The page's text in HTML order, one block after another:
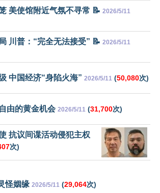
美使馆附近气氛不寻常 📝 2026/5/11
川普：“完全无法接受” 📝 2026/5/11
中国经济“身陷火海” 2026/5/11 (50,080次)
由的黄金机会 2026/5/11 (31,700次)
抗议间谍活动侵犯主权
次)
怪姻缘 2026/5/11 (29,064次)